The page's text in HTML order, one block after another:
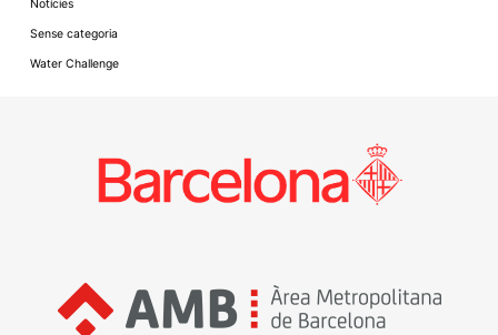
Notícies
Sense categoria
Water Challenge